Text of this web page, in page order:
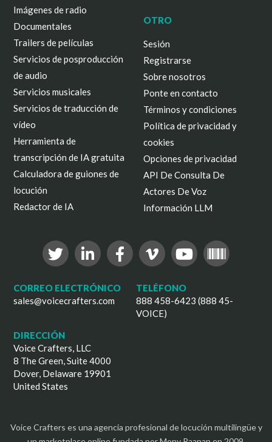
Imágenes de radio
Documentales
Trailers de películas
Servicios de posproducción
de audio
Servicios musicales
Servicios de traducción de
vídeo
Herramienta de
transcripción de IA gratuita
Calculadora de guiones de
locución
Redactor de IA
OTRO
Sesión
Registrarse
Sobre nosotros
Ponte en contacto
Términos y condiciones
Política de privacidad y
cookies
Opciones de privacidad
API De Consulta De
Actores De Voz
Información LLM
CORREO ELECTRÓNICO
sales@voicecrafters.com
TELÉFONO
888 458-6423 (888 45-
VOICE)
DIRECCIÓN
Voice Crafters, LLC
8 The Green, Suite 4000
Dover, Delaware 19901
United States
Voice Crafters es una agencia profesional de locución multilingüe y